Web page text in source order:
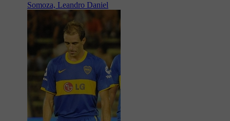
Somoza, Leandro Daniel